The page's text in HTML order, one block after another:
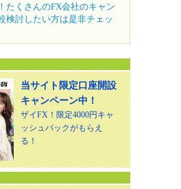
たくさんのFX会社のキャン
検討したい方は是非チェッ
当サイト限定口座開設
キャンペーン中！
ザイFX！限定4000円キャ
ッシュバックがもらえ
る！